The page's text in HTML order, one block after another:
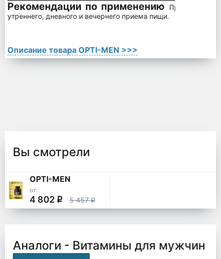
Рекомендации по применению
Принимайте
утреннего, дневного и вечернего приема пищи.
Описание товара OPTI-MEN >>>
Вы смотрели
OPTI-MEN
от:
4 802 q 5 457q
Аналоги - Витамины для мужчин